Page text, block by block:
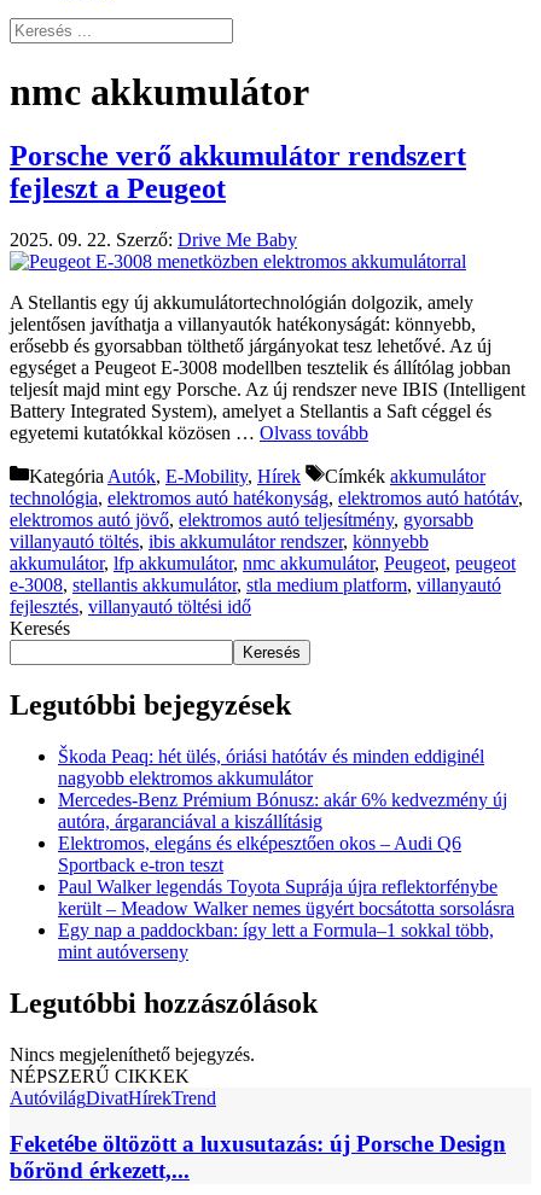
nmc akkumulátor
Porsche verő akkumulátor rendszert
fejleszt a Peugeot
2025. 09. 22. Szerző: Drive Me Baby
A Stellantis egy új akkumulátortechnológián dolgozik, amely
jelentősen javíthatja a villanyautók hatékonyságát: könnyebb,
erősebb és gyorsabban tölthető járgányokat tesz lehetővé. Az új
egységet a Peugeot E-3008 modellben tesztelik és állítólag jobban
teljesít majd mint egy Porsche. Az új rendszer neve IBIS (Intelligent
Battery Integrated System), amelyet a Stellantis a Saft céggel és
egyetemi kutatókkal közösen … Olvass tovább
Kategória Autók, E-Mobility, Hírek Címkék akkumulátor
technológia, elektromos autó hatékonyság, elektromos autó hatótáv,
elektromos autó jövő, elektromos autó teljesítmény, gyorsabb
villanyautó töltés, ibis akkumulátor rendszer, könnyebb
akkumulátor, lfp akkumulátor, nmc akkumulátor, Peugeot, peugeot
e-3008, stellantis akkumulátor, stla medium platform, villanyautó
fejlesztés, villanyautó töltési idő
Keresés
Keresés
Legutóbbi bejegyzések
Škoda Peaq: hét ülés, óriási hatótáv és minden eddiginél
nagyobb elektromos akkumulátor
Mercedes-Benz Prémium Bónusz: akár 6% kedvezmény új
autóra, árgaranciával a kiszállításig
Elektromos, elegáns és elképesztően okos – Audi Q6
Sportback e-tron teszt
Paul Walker legendás Toyota Suprája újra reflektorfénybe
került – Meadow Walker nemes ügyért bocsátotta sorsolásra
Egy nap a paddockban: így lett a Formula–1 sokkal több,
mint autóverseny
Legutóbbi hozzászólások
Nincs megjeleníthető bejegyzés.
NÉPSZERŰ CIKKEK
AutóvilágDivatHírekTrend
Feketébe öltözött a luxusutazás: új Porsche Design
bőrönd érkezett,...